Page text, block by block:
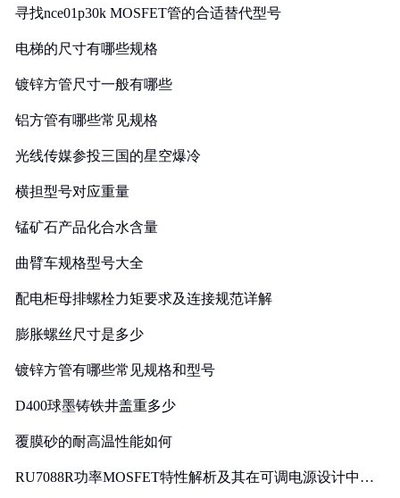
寻找nce01p30k MOSFET管的合适替代型号
电梯的尺寸有哪些规格
镀锌方管尺寸一般有哪些
铝方管有哪些常见规格
光线传媒参投三国的星空爆冷
横担型号对应重量
锰矿石产品化合水含量
曲臂车规格型号大全
配电柜母排螺栓力矩要求及连接规范详解
膨胀螺丝尺寸是多少
镀锌方管有哪些常见规格和型号
D400球墨铸铁井盖重多少
覆膜砂的耐高温性能如何
RU7088R功率MOSFET特性解析及其在可调电源设计中的